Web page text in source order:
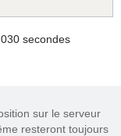
secondes
sur le serveur
resteront toujours